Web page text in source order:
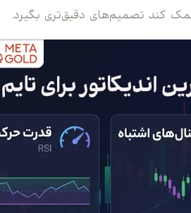
کند تصمیم‌های دقیق‌تری بگیرد.